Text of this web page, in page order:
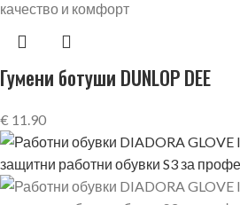
Гумени ботуши DUNLOP DEE
€ 11.90